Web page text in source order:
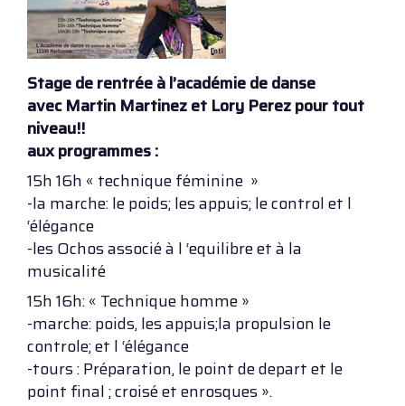
Stage de rentrée à l’académie de danse
avec Martin Martinez et Lory Perez pour tout
niveau!!
aux programmes :
15h 16h « technique féminine »
-la marche: le poids; les appuis; le control et l
‘élégance
-les Ochos associé à l ‘equilibre et à la
musicalité
15h 16h: « Technique homme »
-marche: poids, les appuis;la propulsion le
controle; et l ‘élégance
-tours : Préparation, le point de depart et le
point final ; croisé et enrosques ».